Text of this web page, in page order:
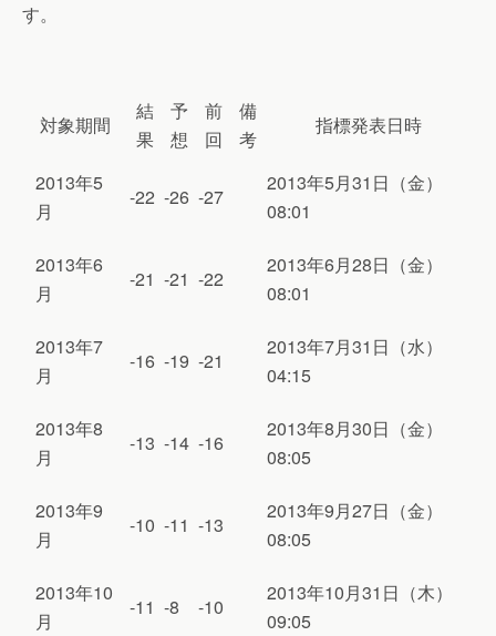
す。
対象期間
結
果
予
想
前
回
備
考
指標発表日時
2013年5
月
-22 -26 -27
2013年5月31日（金）
08:01
2013年6
月
-21 -21 -22
2013年6月28日（金）
08:01
2013年7
月
-16 -19 -21
2013年7月31日（水）
04:15
2013年8
月
-13 -14 -16
2013年8月30日（金）
08:05
2013年9
月
-10 -11 -13
2013年9月27日（金）
08:05
2013年10
月
-11 -8 -10
2013年10月31日（木）
09:05